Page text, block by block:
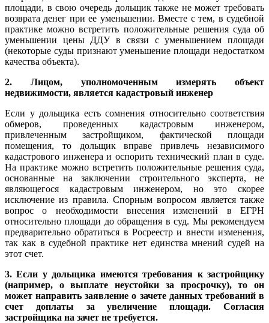
площади, в свою очередь дольщик также не может требовать
возврата денег при ее уменьшении. Вместе с тем, в судебной
практике можно встретить положительные решения суда об
уменьшении цены ДДУ в связи с уменьшением площади
(некоторые суды признают уменьшение площади недостатком
качества объекта).
2. Лицом, уполномоченным измерять объект
недвижимости, является кадастровый инженер
Если у дольщика есть сомнения относительно соответствия
обмеров, проведенных кадастровым инженером,
привлеченным застройщиком, фактической площади
помещения, то дольщик вправе привлечь независимого
кадастрового инженера и оспорить технический план в суде.
На практике можно встретить положительные решения суда,
основанные на заключении строительного эксперта, не
являющегося кадастровым инженером, но это скорее
исключение из правила. Спорным вопросом является также
вопрос о необходимости внесения изменений в ЕГРН
относительно площади до обращения в суд. Мы рекомендуем
предварительно обратиться в Росреестр и внести изменения,
так как в судебной практике нет единства мнений судей на
этот счет.
3. Если у дольщика имеются требования к застройщику
(например, о выплате неустойки за просрочку), то он
может направить заявление о зачете данных требований в
счет доплаты за увеличение площади. Согласия
застройщика на зачет не требуется.